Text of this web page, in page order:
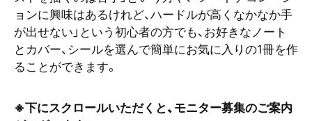
ョンに興味はあるけれど、ハードルが高くなかなか手
が出せない」という初心者の方でも、お好きなノート
とカバー、シールを選んで簡単にお気に入りの1冊を作
ることができます。
※下にスクロールいただくと、モニター募集のご案内